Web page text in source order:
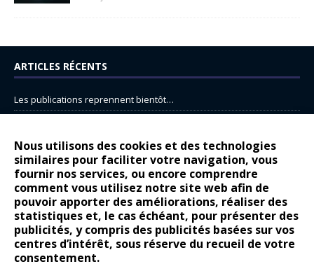
Nous utilisons des cookies et des technologies
similaires pour faciliter votre navigation, vous
fournir nos services, ou encore comprendre
comment vous utilisez notre site web afin de
pouvoir apporter des améliorations, réaliser des
statistiques et, le cas échéant, pour présenter des
publicités, y compris des publicités basées sur vos
centres d’intérêt, sous réserve du recueil de votre
consentement.
ARTICLES RÉCENTS
Les publications reprennent bientôt…
14 juillet : nouveau film de marque pour Citroën
Renault Espace : voyage, voyage…
Peugeot E-208 GTi : naissance d’une légende
COMMENTAIRES RÉCENTS
Bernard DardartdansDacia Sandero : pour les gens vrais